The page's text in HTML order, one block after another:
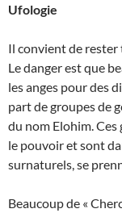
Ufologie
Il convient de rester
Le danger est que
les anges pour des
part de groupes de
du nom Elohim.
le pouvoir et sont
surnaturels, se
Beaucoup de «